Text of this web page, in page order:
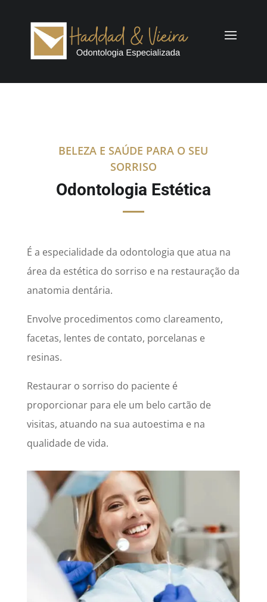
BELEZA E SAÚDE PARA O SEU
SORRISO
Odontologia Estética
É a especialidade da odontologia que atua na
área da estética do sorriso e na restauração da
anatomia dentária.
Envolve procedimentos como clareamento,
facetas, lentes de contato, porcelanas e
resinas.
Restaurar o sorriso do paciente é
proporcionar para ele um belo cartão de
visitas, atuando na sua autoestima e na
qualidade de vida.